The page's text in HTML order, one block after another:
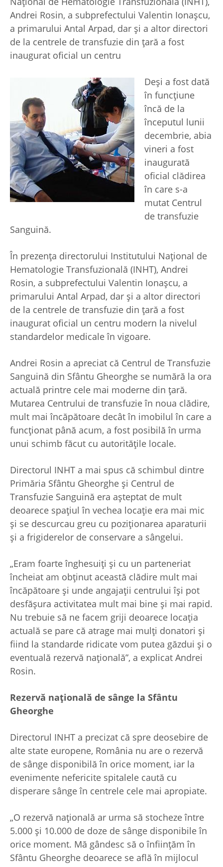
Andrei Rosin, a subprefectului Valentin Ionaşcu,
a primarului Antal Arpad, dar şi a altor directori
de la centrele de transfuzie din ţară a fost
inaugurat oficial un centru
Deşi a fost dată
în funcţiune
încă de la
începutul lunii
decembrie, abia
vineri a fost
inaugurată
oficial clădirea
în care s-a
mutat Centrul
de transfuzie
Sanguină.
În prezenţa directorului Institutului Naţional de
Hematologie Transfuzională (INHT), Andrei
Rosin, a subprefectului Valentin Ionaşcu, a
primarului Antal Arpad, dar şi a altor directori
de la centrele de transfuzie din ţară a fost
inaugurat oficial un centru modern la nivelul
standardelor medicale în vigoare.
Andrei Rosin a apreciat că Centrul de Transfuzie
Sanguină din Sfântu Gheorghe se numără la ora
actuală printre cele mai moderne din ţară.
Mutarea Centrului de transfuzie în noua clădire,
mult mai încăpătoare decât în imobilul în care a
funcţionat până acum, a fost posibilă în urma
unui schimb făcut cu autorităţile locale.
Directorul INHT a mai spus că schimbul dintre
Primăria Sfântu Gheorghe şi Centrul de
Transfuzie Sanguină era aşteptat de mult
deoarece spaţiul în vechea locaţie era mai mic
şi se descurcau greu cu poziţionarea aparaturii
şi a frigiderelor de conservare a sângelui.
„Eram foarte înghesuiţi şi cu un parteneriat
încheiat am obţinut această clădire mult mai
încăpătoare şi unde angajaţii centrului îşi pot
desfăşura activitatea mult mai bine şi mai rapid.
Nu trebuie să ne facem griji deoarece locaţia
actuală se pare că atrage mai mulţi donatori şi
fiind la standarde ridicate vom putea găzdui şi o
eventuală rezervă naţională”, a explicat Andrei
Rosin.
Rezervă naţională de sânge la Sfântu
Gheorghe
Directorul INHT a precizat că spre deosebire de
alte state europene, România nu are o rezervă
de sânge disponibilă în orice moment, iar la
evenimente nefericite spitalele caută cu
disperare sânge în centrele cele mai apropiate.
„O rezervă naţională ar urma să stocheze între
5.000 şi 10.000 de doze de sânge disponibile în
orice moment. Mă gândesc să o înfiinţăm în
Sfântu Gheorghe deoarece se află în mijlocul